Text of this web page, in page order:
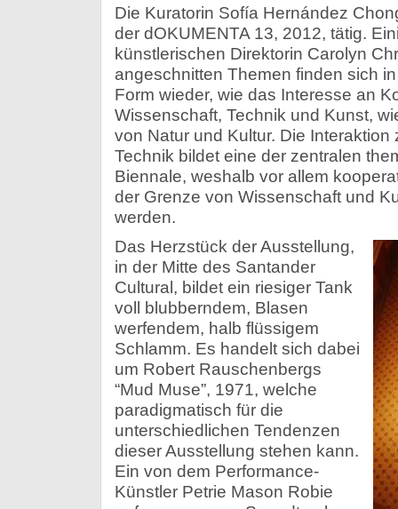
Die Kuratorin Sofía Hernández
der dOKUMENTA 13, 2012, tätig.
künstlerischen Direktorin Carolyn
angeschnitten Themen finden sich
Form wieder, wie das Interesse an
Wissenschaft, Technik und Kunst,
von Natur und Kultur. Die
Technik bildet eine der zentralen
Biennale, weshalb vor allem
der Grenze von Wissenschaft und
werden.
Das Herzstück der Ausstellung,
in der Mitte des Santander
Cultural, bildet ein riesiger Tank
voll blubberndem, Blasen
werfendem, halb flüssigem
Schlamm. Es handelt sich dabei
um Robert Rauschenbergs
“Mud Muse”, 1971, welche
paradigmatisch für die
unterschiedlichen Tendenzen
dieser Ausstellung stehen kann.
Ein von dem Performance-
Künstler Petrie Mason Robie